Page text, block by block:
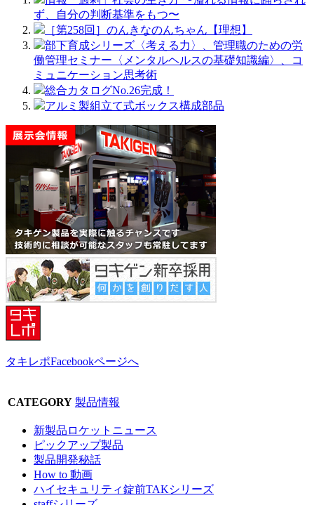
ず、自分の判断基準をもつ〜
［第258回］のんきなのんちゃん【理想】
部下育成シリーズ〈考える力〉、管理職のための労
働管理セミナー〈メンタルヘルスの基礎知識編〉、コ
ミュニケーション思考術
総合カタログNo.26完成！
アルミ製組⽴て式ボックス構成部品
タキレポFacebookページへ
CATEGORY 製品情報
新製品ロケットニュース
ピックアップ製品
製品開発秘話
How to 動画
ハイセキュリティ錠前TAKシリーズ